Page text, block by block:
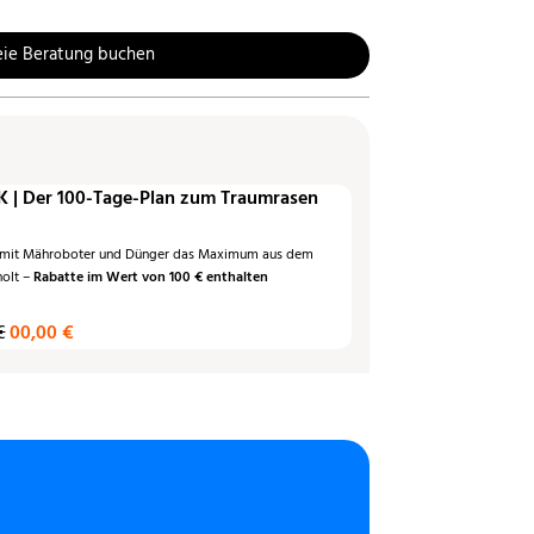
Beratung buchen
| Der 100-Tage-Plan zum Traumrasen
Mähroboter und Dünger das Maximum aus dem
–Rabatte im Wert von 100 € enthalten
00,00 €